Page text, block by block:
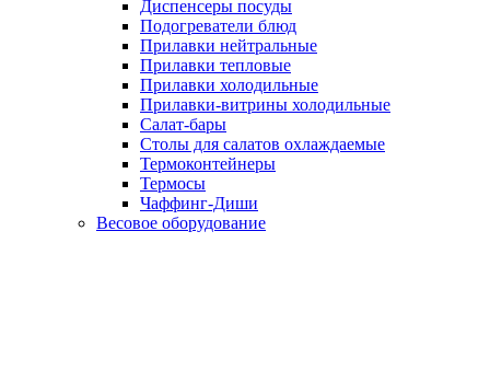
Диспенсеры посуды
Подогреватели блюд
Прилавки нейтральные
Прилавки тепловые
Прилавки холодильные
Прилавки-витрины холодильные
Салат-бары
Столы для салатов охлаждаемые
Термоконтейнеры
Термосы
Чаффинг-Диши
Весовое оборудование